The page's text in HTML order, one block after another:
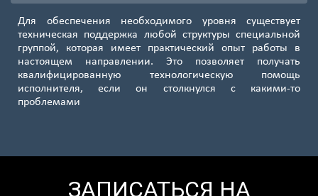
Бунин. аллея
8 (985) 138-00-82
Подробнее...
Пролетарская
8 (985) 138-00-82
8 (985) 138-00-82
Для обеспечения необходимого уровня существует
техническая поддержка любой структуры специальной
группой, которая имеет практический опыт работы в
настоящем направлении. Это позволяет получать
квалифицированную технологическую помощь
исполнителя, если он столкнулся с какими-то
проблемами
ЗАПИСАТЬСЯ НА